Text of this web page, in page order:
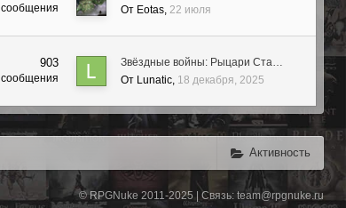
сообщения
От Eotas 22 июля
903
сообщения
Звёздные войны: Рыцари Ста…
От Lunatic 18 декабря, 2025
Активность
© RPGNuke 2011-2025 | Связь: team@rpgnuke.ru